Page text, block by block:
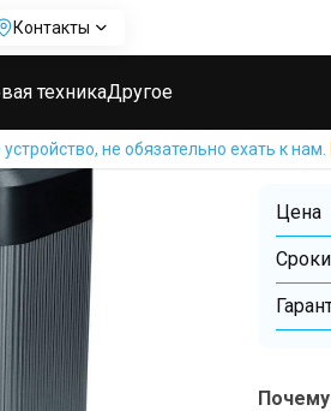
Контакты
техникаДругое
не обязательно ехать к нам.
станций Make Замены
Цена